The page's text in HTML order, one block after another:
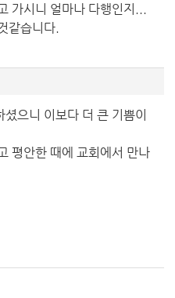
가시니 얼마나 다행인지...
같습니다.
으니 이보다 더 큰 기쁨이
평안한 때에 교회에서 만나